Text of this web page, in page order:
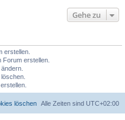
Gehe zu
erstellen.
erstellen.
ändern.
löschen.
Alle Zeiten sind UTC+02:00
löschen